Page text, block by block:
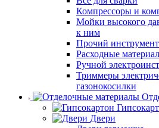
Компрессоры и
Мойки высокого
к ним
Прочий инструмент
Расходные
Ручной
Триммеры
газонокосилки
Двери